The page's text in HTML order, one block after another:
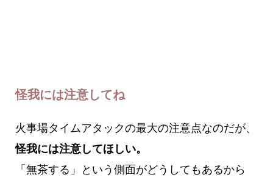
怪我には注意してね
火事場タイムアタックの最大の注意点なのだが、
怪我には注意してほしい。
「無茶する」という側面がどうしてもあるから